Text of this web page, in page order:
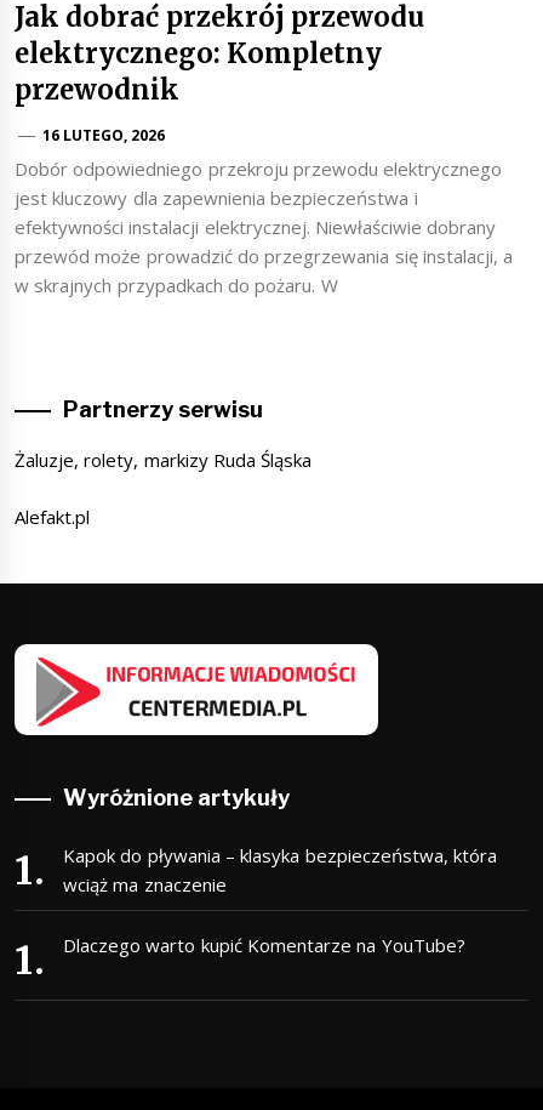
Jak dobrać przekrój przewodu
elektrycznego: Kompletny
przewodnik
16 LUTEGO, 2026
Dobór odpowiedniego przekroju przewodu elektrycznego
jest kluczowy dla zapewnienia bezpieczeństwa i
efektywności instalacji elektrycznej. Niewłaściwie dobrany
przewód może prowadzić do przegrzewania się instalacji, a
w skrajnych przypadkach do pożaru. W
Partnerzy serwisu
Żaluzje, rolety, markizy Ruda Śląska
Alefakt.pl
Wyróżnione artykuły
Kapok do pływania – klasyka bezpieczeństwa, która
wciąż ma znaczenie
Dlaczego warto kupić Komentarze na YouTube?